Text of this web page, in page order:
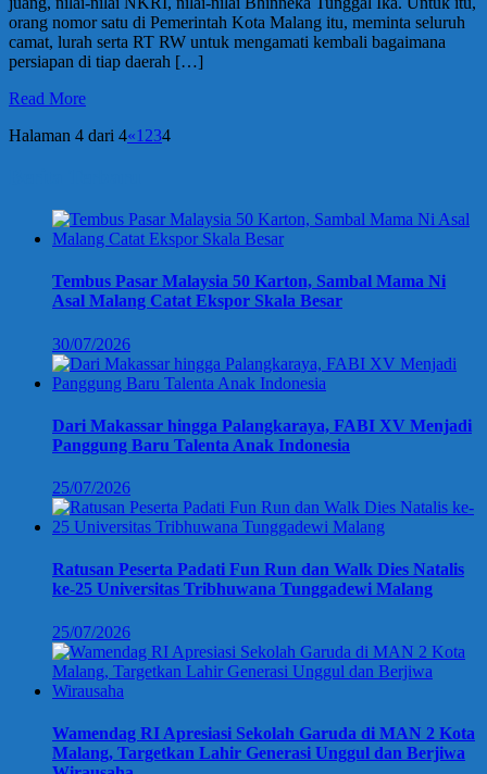
orang nomor satu di Pemerintah Kota Malang itu, meminta seluruh
camat, lurah serta RT RW untuk mengamati kembali bagaimana
persiapan di tiap daerah […]
Read More
Halaman 4 dari 4«1 234
Tembus Pasar Malaysia 50 Karton, Sambal Mama Ni
Asal Malang Catat Ekspor Skala Besar
30/07/2026
Dari Makassar hingga Palangkaraya, FABI XV Menjadi
Panggung Baru Talenta Anak Indonesia
25/07/2026
Ratusan Peserta Padati Fun Run dan Walk Dies Natalis
ke-25 Universitas Tribhuwana Tunggadewi Malang
25/07/2026
Wamendag RI Apresiasi Sekolah Garuda di MAN 2 Kota
Malang, Targetkan Lahir Generasi Unggul dan Berjiwa